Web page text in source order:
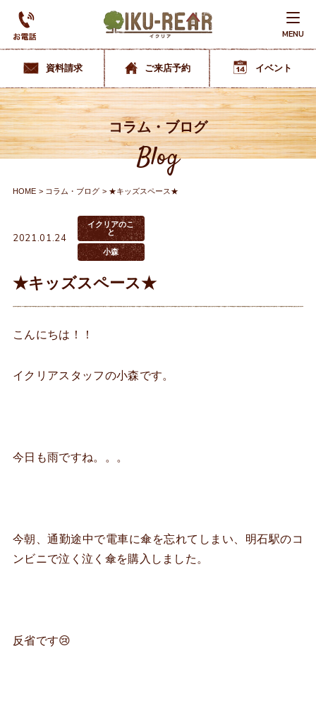
MENU
資料請求 ご来店予約 イベント
コラム・ブログ
Blog
HOME コラム・ブログ ★キッズスペース★
2021.01.24
イクリアのこ
と
小森
★キッズスペース★
こんにちは！！
イクリアスタッフの小森です。
今日も雨ですね。。。
今朝、通勤途中で電車に傘を忘れてしまい、明石駅のコ
ンビニで泣く泣く傘を購入しました。
反省です😢